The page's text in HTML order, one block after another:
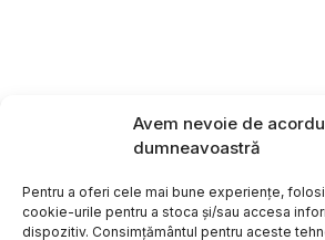
Avem nevoie de
dumneavoastră
Pentru a oferi cele mai bune experiențe,
cookie-urile pentru a stoca și/sau accesa
dispozitiv. Consimțământul pentru aceste